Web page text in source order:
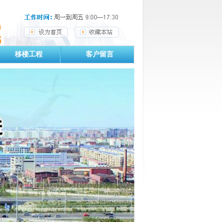
移楼工程 客户留言